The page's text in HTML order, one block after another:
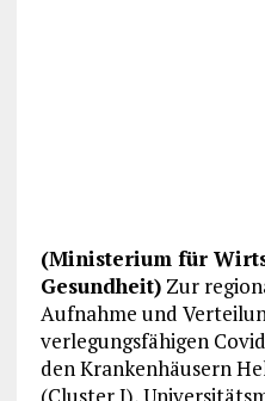
(Ministerium für
Gesundheit)Zur
Aufnahme und
verlegungsfähigen
den Krankenhäusern
(Cluster I),